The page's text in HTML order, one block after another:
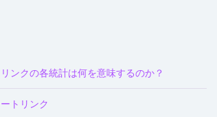
ンクの各統計は何を意味するのか？
トリンク